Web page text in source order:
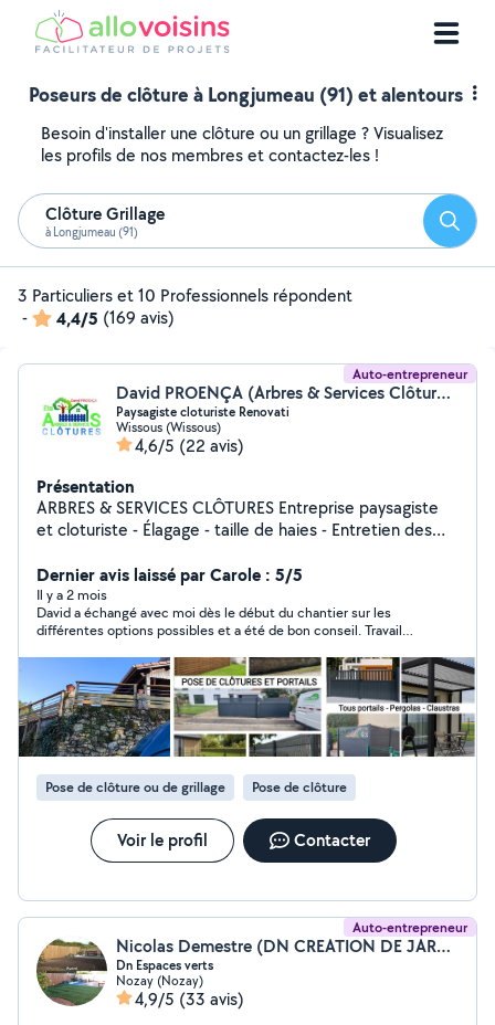
Poseurs de clôture à Longjumeau (91) et alentours
Besoin d'installer une clôture ou un grillage ? Visualisez
les profils de nos membres et contactez-les !
Clôture Grillage
à Longjumeau (91)
3 Particuliers et 10 Professionnels répondent
-
4,4/5 (169 avis)
Auto-entrepreneur
David PROENÇA (Arbres & Services Clôtures)
Paysagiste cloturiste Renovati
Wissous (Wissous)
4,6/5 (22 avis)
Présentation
ARBRES & SERVICES CLÔTURES Entreprise paysagiste
et cloturiste - Élagage - taille de haies - Entretien des
réparation de Portails . - Aménagement extérieur -
Terrasse. Pergola. Dalle béton
Dernier avis laissé par Carole : 5/5
Il y a 2 mois
David a échangé avec moi dès le début du chantier sur les
différentes options possibles et a été de bon conseil. Travail
branches d'arbres coupées emportées. David est sympathique,
ponctuel et connaît bien son métier. Je le recommande.
Pose de clôture ou de grillage Pose de clôture
Voir le profil Contacter
Auto-entrepreneur
Nicolas Demestre (DN CREATION DE JARDIN)
Dn Espaces verts
Nozay (Nozay)
4,9/5 (33 avis)